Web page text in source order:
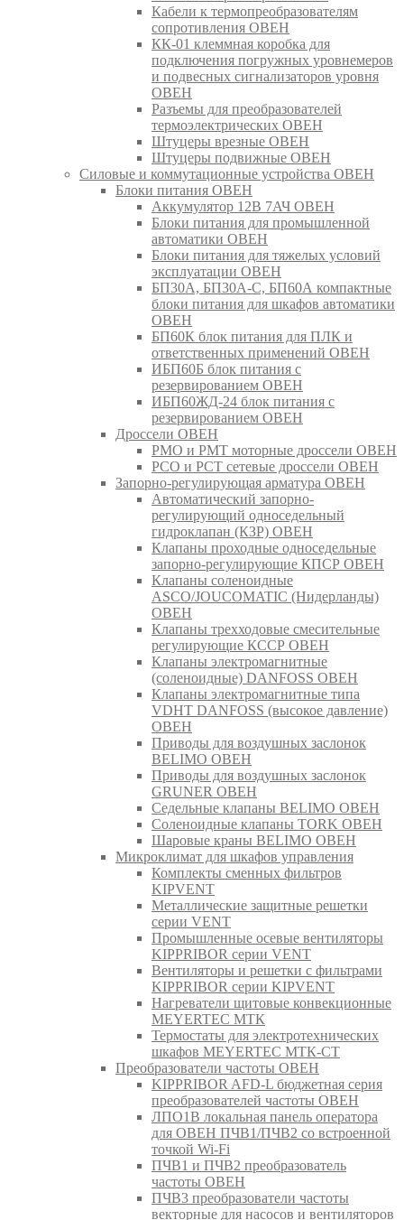
Кабели к термопреобразователям
сопротивления ОВЕН
КК-01 клеммная коробка для
подключения погружных уровнемеров
и подвесных сигнализаторов уровня
ОВЕН
Разъемы для преобразователей
термоэлектрических ОВЕН
Штуцеры врезные ОВЕН
Штуцеры подвижные ОВЕН
Силовые и коммутационные устройства ОВЕН
Блоки питания ОВЕН
Аккумулятор 12В 7АЧ ОВЕН
Блоки питания для промышленной
автоматики ОВЕН
Блоки питания для тяжелых условий
эксплуатации ОВЕН
БП30А, БП30А-С, БП60А компактные
блоки питания для шкафов автоматики
ОВЕН
БП60К блок питания для ПЛК и
ответственных применений ОВЕН
ИБП60Б блок питания с
резервированием ОВЕН
ИБП60ЖД-24 блок питания с
резервированием ОВЕН
Дроссели ОВЕН
РМО и РМТ моторные дроссели ОВЕН
РСО и РСТ сетевые дроссели ОВЕН
Запорно-регулирующая арматура ОВЕН
Автоматический запорно-
регулирующий односедельный
гидроклапан (КЗР) ОВЕН
Клапаны проходные односедельные
запорно-регулирующие КПСР ОВЕН
Клапаны соленоидные
ASCO/JOUCOMATIC (Нидерланды)
ОВЕН
Клапаны трехходовые смесительные
регулирующие КССР ОВЕН
Клапаны электромагнитные
(соленоидные) DANFOSS ОВЕН
Клапаны электромагнитные типа
VDHT DANFOSS (высокое давление)
ОВЕН
Приводы для воздушных заслонок
BELIMO ОВЕН
Приводы для воздушных заслонок
GRUNER ОВЕН
Седельные клапаны BELIMO ОВЕН
Соленоидные клапаны TORK ОВЕН
Шаровые краны BELIMO ОВЕН
Микроклимат для шкафов управления
Комплекты сменных фильтров
KIPVENT
Металлические защитные решетки
серии VENT
Промышленные осевые вентиляторы
KIPPRIBOR серии VENT
Вентиляторы и решетки с фильтрами
KIPPRIBOR серии KIPVENT
Нагреватели щитовые конвекционные
MEYERTEC МТК
Термостаты для электротехнических
шкафов MEYERTEC МТК-СТ
Преобразователи частоты ОВЕН
KIPPRIBOR AFD-L бюджетная серия
преобразователей частоты ОВЕН
ЛПО1В локальная панель оператора
для ОВЕН ПЧВ1/ПЧВ2 со встроенной
точкой Wi-Fi
ПЧВ1 и ПЧВ2 преобразователь
частоты ОВЕН
ПЧВ3 преобразователи частоты
векторные для насосов и вентиляторов